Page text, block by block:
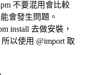
不要混用會比較
會發生問題。
install 去做安裝，
以使用 @import 取